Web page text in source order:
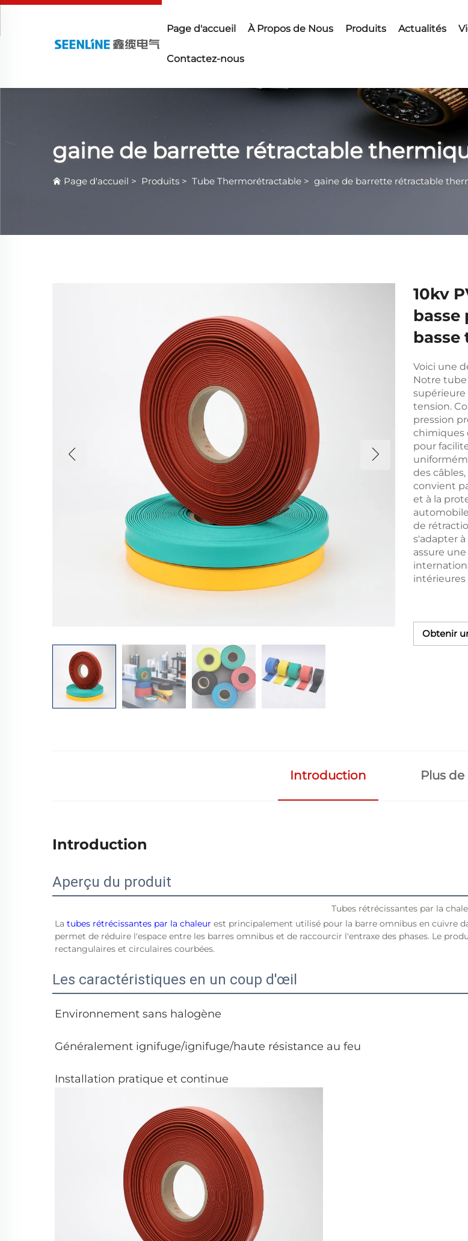
Page d'accueil À Propos de Nous Produits Actualités
Contactez-nous
gaine de barrette rétractable
Page d'accueil > Produits > Tube Thermorétractable > gaine de barrette rétractable
10kv
basse
basse
Voici une
Notre tube
tension.
pression
chimiques
pour
des
convient
et à la
de
s'adapter
assure
Obtenir
Introduction Plus
Introduction
Aperçu du produit
Tubes rétrécissantes par la
La tubes rétrécissantes par la chaleur est principalement utilisé pour la barre omnibus en cuivre
permet de réduire l'espace entre les barres omnibus et de raccourcir l'entraxe des phases. Le
rectangulaires et circulaires courbées.
Les caractéristiques en un coup d'œil
Environnement sans halogène
Généralement ignifuge/ignifuge/haute résistance au feu
Installation pratique et continue